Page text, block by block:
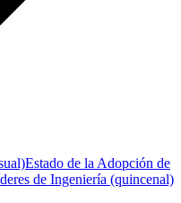
Estado de la Adopción de
de Ingeniería (quincenal)